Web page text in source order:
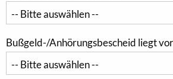
Bußgeld-/Anhörungsbescheid liegt vor